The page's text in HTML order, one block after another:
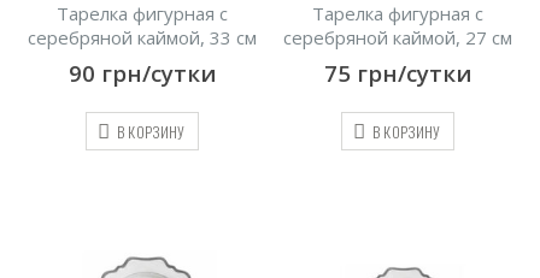
Тарелка фигурная с
серебряной каймой, 33 см
90 грн/сутки
В КОРЗИНУ
Тарелка фигурная с
серебряной каймой, 27 см
75 грн/сутки
В КОРЗИНУ